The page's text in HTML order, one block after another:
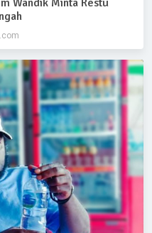
Wandik Minta Restu